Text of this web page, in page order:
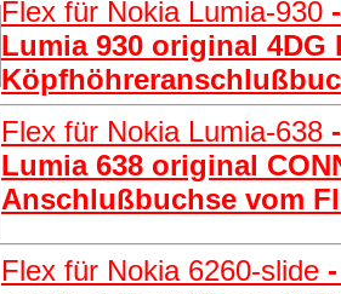
Flex für Nokia Lumia-930
Lumia 930 original 4DG
Flex für Nokia Lumia-638
Lumia 638 original
Anschlußbuchse vom
Flex für Nokia 6260-slide